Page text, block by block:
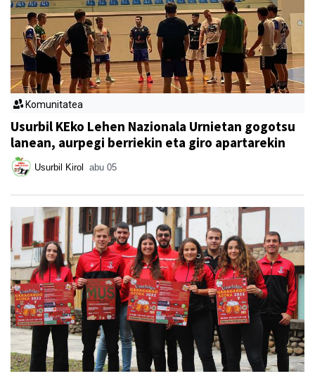
Komunitatea
Usurbil KEko Lehen Nazionala Urnietan gogotsu
lanean, aurpegi berriekin eta giro apartarekin
Usurbil Kirol abu 05